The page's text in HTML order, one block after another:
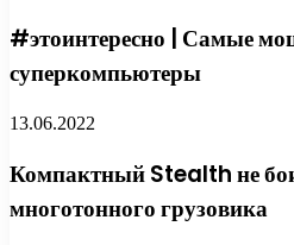
#этоинтересно | Самые
суперкомпьютеры
13.06.2022
Компактный Stealth не
многотонного грузовика